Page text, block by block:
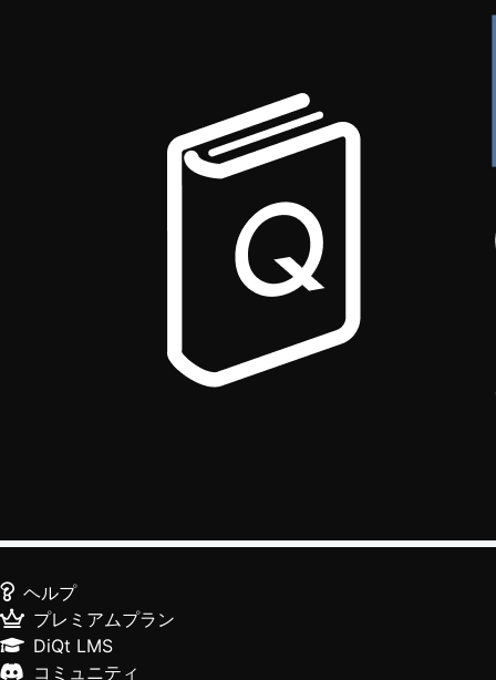
ヘルプ
プレミアムプラン
DiQt LMS
コミュニティ